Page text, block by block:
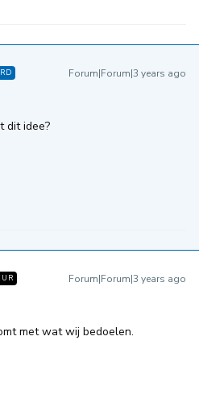
Forum|Forum|3 years ago
dit idee?
Forum|Forum|3 years ago
met wat wij bedoelen.